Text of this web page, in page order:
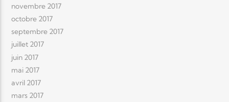
novembre 2017
octobre 2017
septembre 2017
juillet 2017
juin 2017
mai 2017
avril 2017
mars 2017